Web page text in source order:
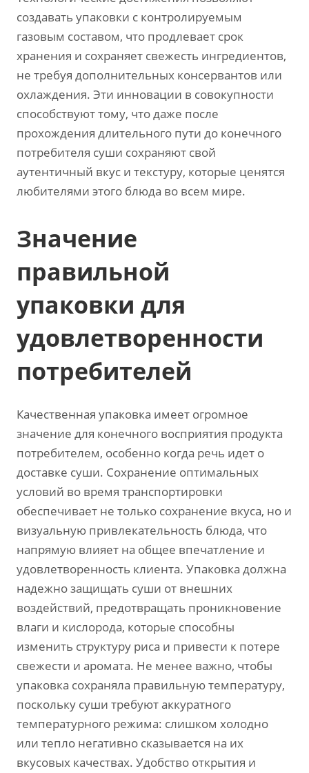
создавать упаковки с контролируемым
газовым составом, что продлевает срок
хранения и сохраняет свежесть ингредиентов,
не требуя дополнительных консервантов или
охлаждения. Эти инновации в совокупности
способствуют тому, что даже после
прохождения длительного пути до конечного
потребителя суши сохраняют свой
аутентичный вкус и текстуру, которые ценятся
любителями этого блюда во всем мире.
Значение
правильной
упаковки для
удовлетворенности
потребителей
Качественная упаковка имеет огромное
значение для конечного восприятия продукта
потребителем, особенно когда речь идет о
доставке суши. Сохранение оптимальных
условий во время транспортировки
обеспечивает не только сохранение вкуса, но и
визуальную привлекательность блюда, что
напрямую влияет на общее впечатление и
удовлетворенность клиента. Упаковка должна
надежно защищать суши от внешних
воздействий, предотвращать проникновение
влаги и кислорода, которые способны
изменить структуру риса и привести к потере
свежести и аромата. Не менее важно, чтобы
упаковка сохраняла правильную температуру,
поскольку суши требуют аккуратного
температурного режима: слишком холодно
или тепло негативно сказывается на их
вкусовых качествах. Удобство открытия и